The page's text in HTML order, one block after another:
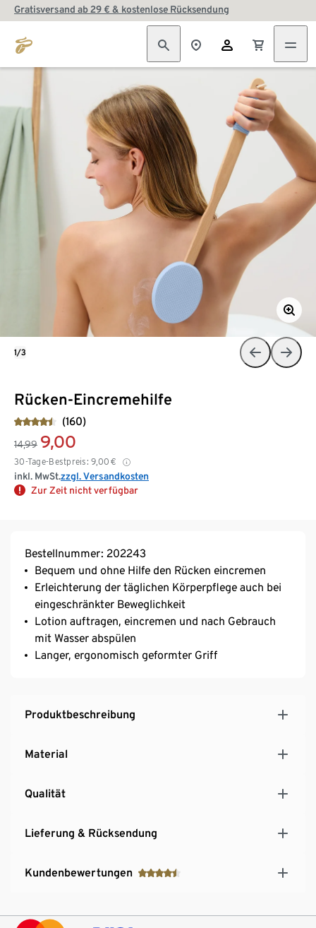
Gratisversand ab 29 € & kostenlose Rücksendung
Rücken-Eincremehilfe
(160)
14,99 9,00
30-Tage-Bestpreis: 9,00 €
inkl. MwSt.zzgl. Versandkosten
Zur Zeit nicht verfügbar
1/3
Bestellnummer: 202243
Bequem und ohne Hilfe den Rücken eincremen
Erleichterung der täglichen Körperpflege auch bei
eingeschränkter Beweglichkeit
Lotion auftragen, eincremen und nach Gebrauch
mit Wasser abspülen
Langer, ergonomisch geformter Griff
Produktbeschreibung
Material
Qualität
Lieferung & Rücksendung
Kundenbewertungen